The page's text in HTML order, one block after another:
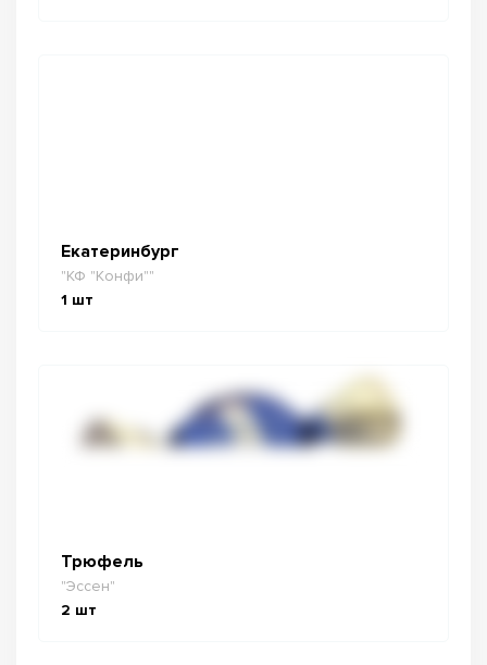
Екатеринбург
"КФ "Конфи""
1 шт
Трюфель
"Эссен"
2 шт